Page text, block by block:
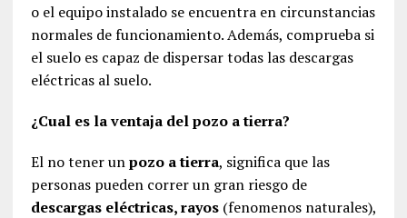
o el equipo instalado se encuentra en circunstancias
normales de funcionamiento. Además, comprueba si
el suelo es capaz de dispersar todas las descargas
eléctricas al suelo.
¿Cual es la ventaja del pozo a tierra?
El no tener unpozo a tierra, significa que las
personas pueden correr un gran riesgo de
descargas eléctricas, rayos(fenomenos naturales),